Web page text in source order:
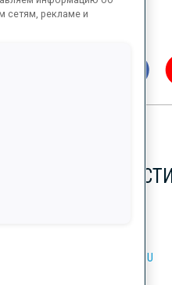
НОВОСТИ
КУБОК МИРА BMW IBU
сетям, рекламе и